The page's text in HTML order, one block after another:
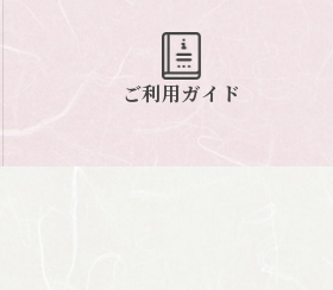
ご利用ガイド